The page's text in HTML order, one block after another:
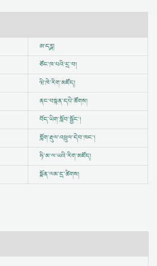
ཨ་དཪྴ།
ཙོང་ཁ་པའི་དྲ་བ།
ཝི་ཁེ་རིག་མཛོད།
ནང་བསྟན་དཔེ་ཚོགས།
བོད་ཡིག་སློབ་སྦྱོང་།
གློག་རྡུལ་འཕྲུལ་དེབ་ཁང་།
ཧི་མ་ལ་ཡའི་རིག་མཛོད།
སྨོན་ལམ་དྲ་ཚིགས།